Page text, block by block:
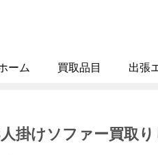
ーム 買取品目 出張
掛けソファー買取り